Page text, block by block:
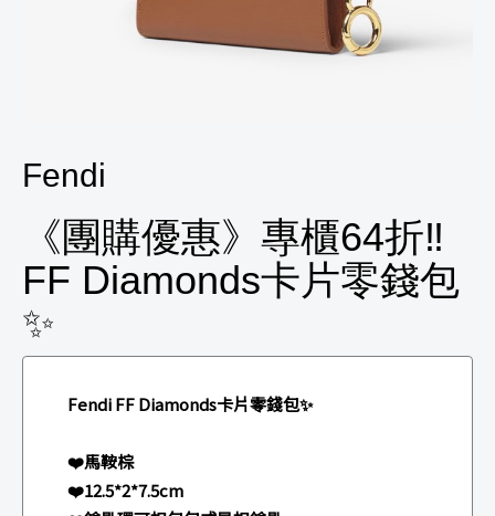
Fendi
《團購優惠》專櫃64折‼️
FF Diamonds卡片零錢包
✨
Fendi FF Diamonds卡片零錢包✨
❤️馬鞍棕
❤️12.5*2*7.5cm